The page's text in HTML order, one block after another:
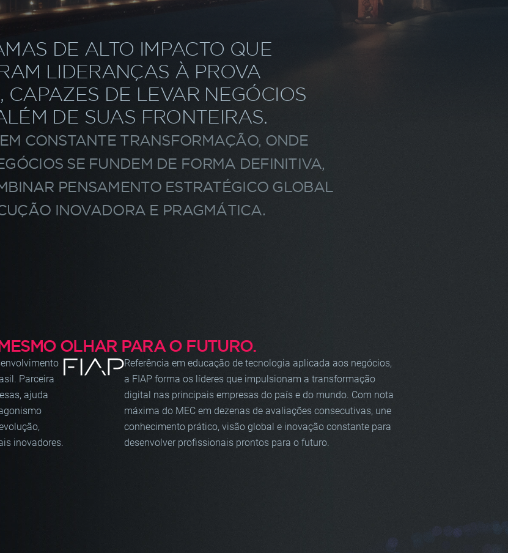
DE ALTO IMPACTO QUE
LIDERANÇAS À PROVA
CAPAZES DE LEVAR NEGÓCIOS
DE SUAS FRONTEIRAS.
CONSTANTE TRANSFORMAÇÃO, ONDE
SE FUNDEM DE FORMA DEFINITIVA,
PENSAMENTO ESTRATÉGICO GLOBAL
INOVADORA E PRAGMÁTICA.
OLHAR PARA O FUTURO.
Parceira
ajuda
inovadores.
Referência em educação de tecnologia aplicada aos negócios,
a FIAP forma os líderes que impulsionam a transformação
digital nas principais empresas do país e do mundo. Com nota
máxima do MEC em dezenas de avaliações consecutivas, une
conhecimento prático, visão global e inovação constante para
desenvolver profissionais prontos para o futuro.